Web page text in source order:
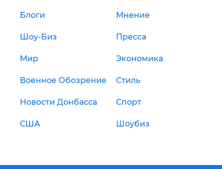
Блоги Мнение
Шоу-Биз Пресса
Мир Экономика
Военное Обозрение Стиль
Новости Донбасса Спорт
США Шоубиз